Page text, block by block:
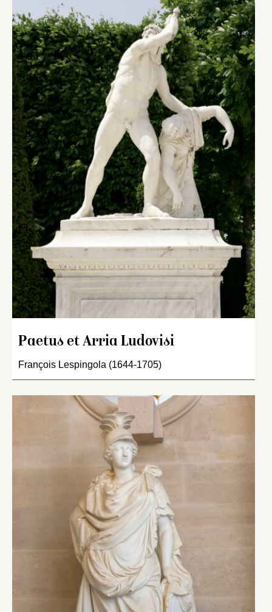
Paetus et Arria Ludovisi
François Lespingola (1644-1705)